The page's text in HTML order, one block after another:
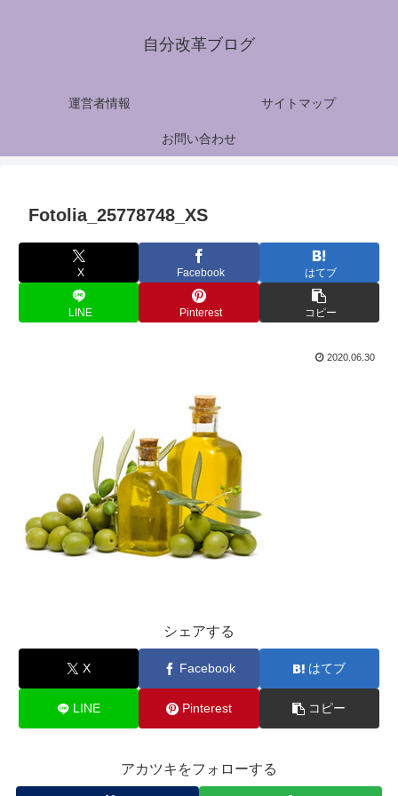
自分改革ブログ
運営者情報 サイトマップ
お問い合わせ
Fotolia_25778748_XS
X Facebook はてブ
LINE Pinterest コピー
2020.06.30
シェアする
X Facebook はてブ
LINE Pinterest コピー
アカツキをフォローする